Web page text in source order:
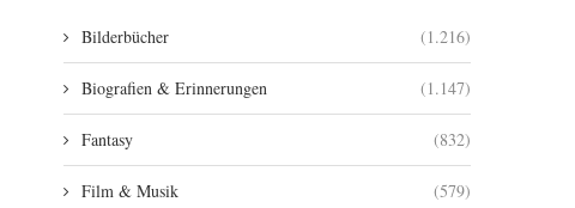
Bilderbücher (1.216)
Biografien & Erinnerungen (1.147)
Fantasy (832)
Film & Musik (579)